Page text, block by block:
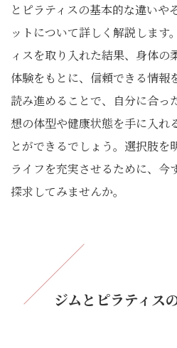
とピラティスの基本的な違いや
ットについて詳しく解説します
ィスを取り入れた結果、身体の
体験をもとに、信頼できる情報
読み進めることで、自分に合っ
想の体型や健康状態を手に入れ
とができるでしょう。選択肢を
ライフを充実させるために、今
探求してみませんか。
ジムとピラティス